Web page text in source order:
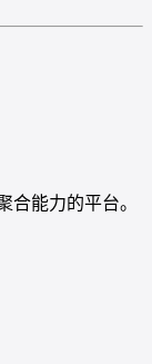
能力的平台。